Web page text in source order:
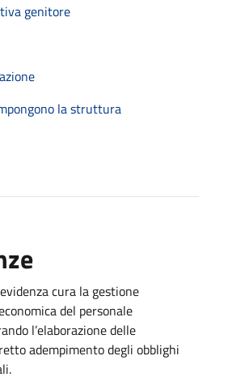
genitore
la struttura
cura la gestione
del personale
l’elaborazione delle
adempimento degli obblighi